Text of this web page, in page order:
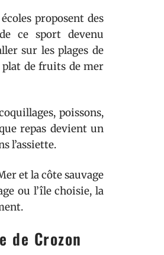
proposent des
ce sport devenu
sur les plages de
plat de fruits de mer
poissons,
repas devient un
l’assiette.
et la côte sauvage
ou l’île choisie, la
de Crozon